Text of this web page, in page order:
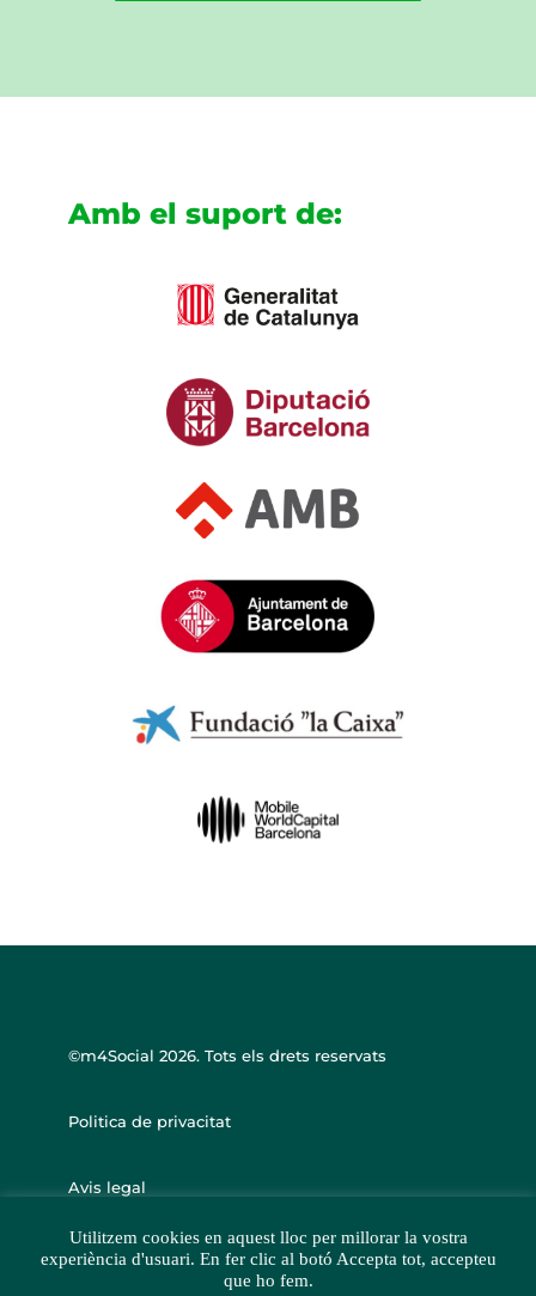
Amb el suport de:
©m4Social 2026. Tots els drets reservats
Politica de privacitat
Avis legal
Utilitzem cookies en aquest lloc per millorar la vostra
experiència d'usuari. En fer clic al botó Accepta tot, accepteu
que ho fem.